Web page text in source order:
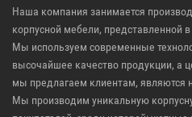
Наша компания занимается
корпусной мебели, представленной
Мы используем современные
высочайшее качество продукции, а
мы предлагаем клиентам, являются
Мы производим уникальную